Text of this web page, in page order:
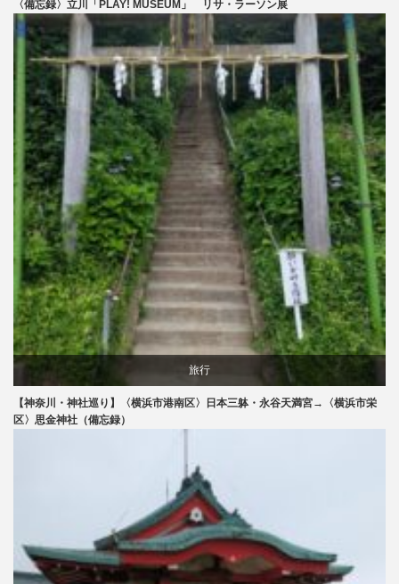
美術展・美術館・博物館巡り
〈備忘録〉立川「PLAY! MUSEUM」 リサ・ラーソン展
旅行
【神奈川・神社巡り】〈横浜市港南区〉日本三躰・永谷天満宮→〈横浜市栄
区〉思金神社（備忘録）